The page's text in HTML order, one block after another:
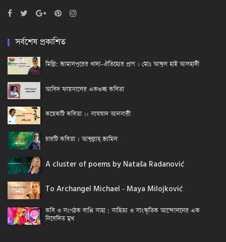
সর্বশেষ প্রকাশিত
মিল্লি: জামালপুরের খাদ্য-ঐতিহ্যের প্রাণ । মোঃ আব্দুল হাই আলহাদী
আবিদ ফায়সালের একগুচ্ছ কবিতা
কয়েকটি কবিতা ।। সাযযাদ আনসারী
চারটি কবিতা । আব্দুল্লাহ্ জামিল
A cluster of poems by Nataša Radanović
To Archangel Michael - Maya Milojković
কবি ও সংগঠক বাপ্পি সাহা : সাহিত্য ও সাংস্কৃতিক আন্দোলনের এক
নিবেদিত মুখ